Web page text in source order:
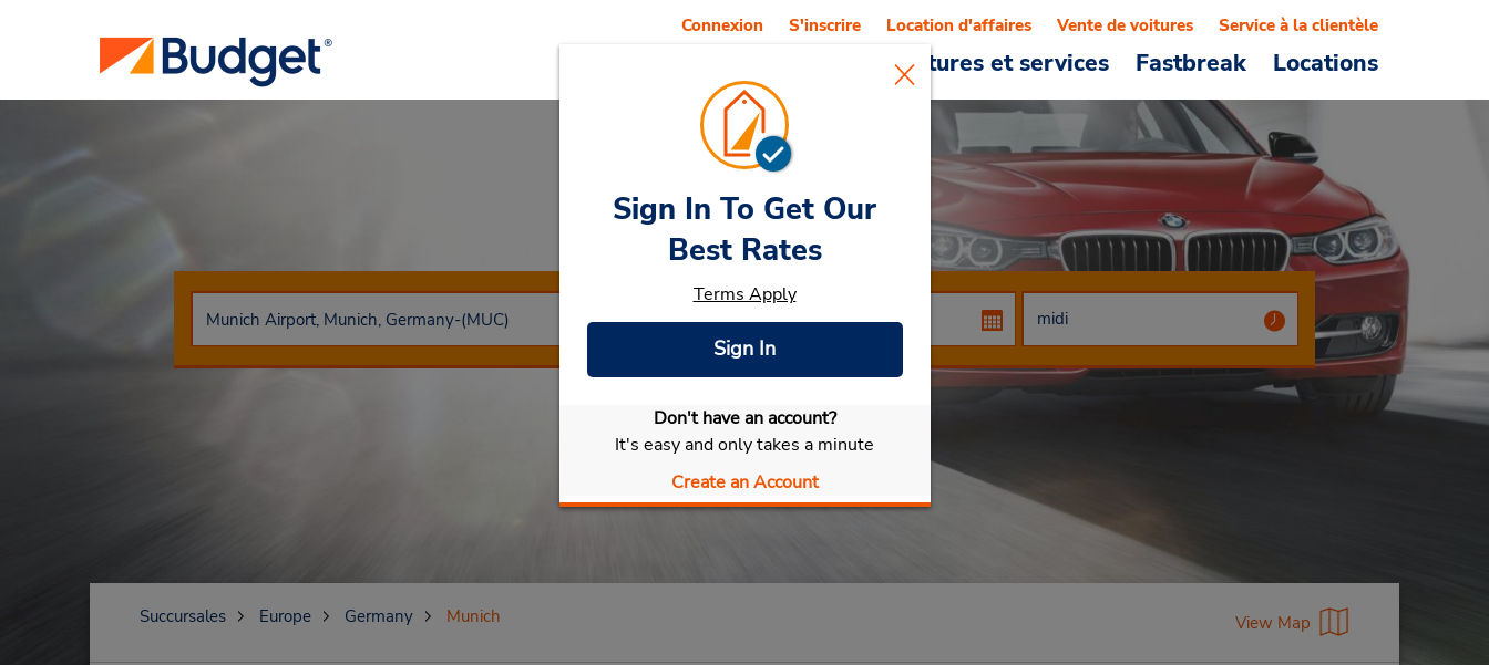
Voitures et services Fastbreak Locations
Connexion S'inscrire Location d'affaires Vente de voitures Service à la clientèle
Car RentalMunich
Sélectionner ma voiture
Sign In To Get Our
Best Rates
Terms Apply
Sign In
Don't have an account?
It's easy and only takes a minute
Create an Account
Succursales Europe Germany Munich View Map